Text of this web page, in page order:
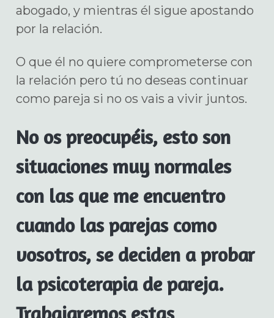
abogado, y mientras él sigue apostando
por la relación.
O que él no quiere comprometerse con
la relación pero tú no deseas continuar
como pareja si no os vais a vivir juntos.
No os preocupéis, esto son
situaciones muy normales
con las que me encuentro
cuando las parejas como
vosotros, se deciden a probar
la psicoterapia de pareja.
Trabajaremos estas